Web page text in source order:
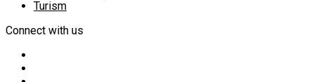
Turism
Connect with us